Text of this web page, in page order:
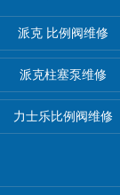
派克 比例阀维修
派克柱塞泵维修
力士乐比例阀维修